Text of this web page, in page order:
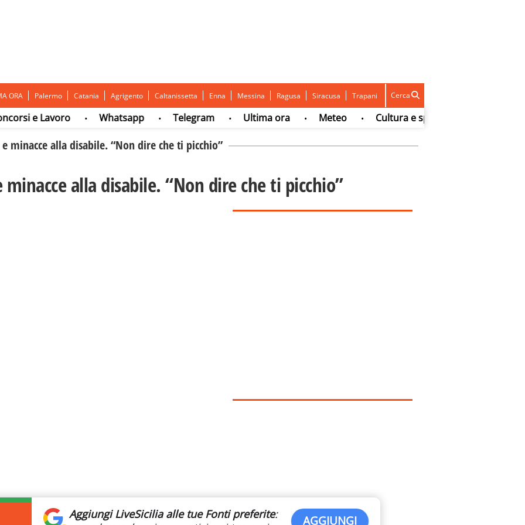
ORA Palermo Catania Agrigento Caltanissetta Enna Messina Ragusa Siracusa Trapani Cerca
e Lavoro • Whatsapp • Telegram • Ultima ora • Meteo • Cultura e spettacolo
minacce alla disabile. “Non dire che ti picchio”
alla disabile. “Non dire che ti picchio”
Aggiungi LiveSicilia alle tue Fonti preferite:
AGGIUNGI